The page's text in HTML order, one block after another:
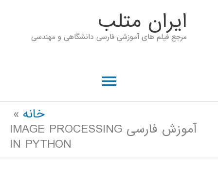
ايران متلب
مرجع فیلم های آموزشی فارسی دانشگاهی و مهندسی
فهرست
خانه
آموزش فارسی IMAGE PROCESSING
IN PYTHON